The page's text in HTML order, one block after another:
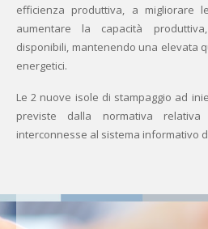
efficienza produttiva, a migliorare
aumentare la capacità
disponibili, mantenendo una elevata
energetici.
Le 2 nuove isole di stampaggio ad
previste dalla normativa
interconnesse al sistema informativo